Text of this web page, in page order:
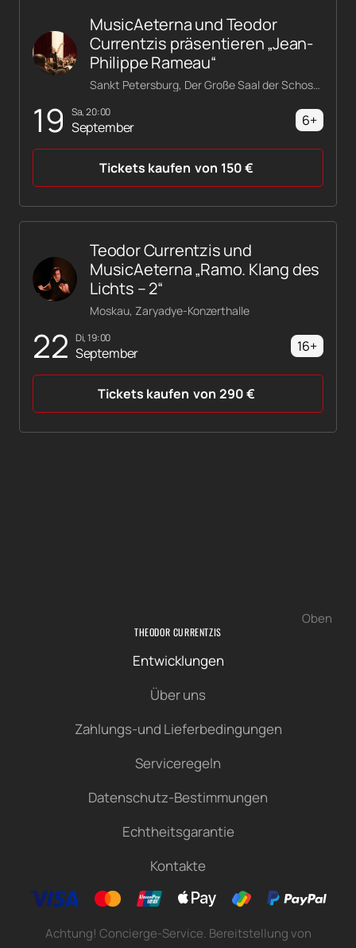
19 Sa, 20:00
September
MusicAeterna und Teodor
Currentzis präsentieren „Jean-
Philippe Rameau“
Sankt Petersburg, Der Große Saal der Schostakowitsch-Philharmonie
6+
Tickets kaufen von 150€
22 Di, 19:00
September
Teodor Currentzis und
MusicAeterna „Ramo. Klang des
Lichts – 2“
Moskau, Zaryadye-Konzerthalle
16+
Tickets kaufen von 290€
Oben
THEODOR CURRENTZIS
Entwicklungen
Über uns
Zahlungs-und Lieferbedingungen
Serviceregeln
Datenschutz-Bestimmungen
Echtheitsgarantie
Kontakte
Achtung! Concierge-Service. Bereitstellung von